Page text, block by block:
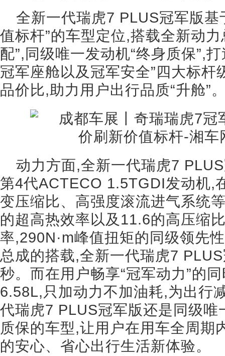
全新一代瑞虎7 PLUS冠军版基
值标杆”的车型定位,搭载全新动
配”,同级唯一发动机“终身质保”,
冠军座舱以及冠军安全”四大标
品价比,助力用户出行品质“升舱”
动力方面,全新一代瑞虎7
第4代ACTECO 1.5TGDI发动机,
变压缩比、高强度滚流进气系统
的超高热效率以及11.6的高压缩
率,290N·m峰值扭矩的同级领先
总成的搭载,全新一代瑞虎7
秒。而在用户畅享“冠军动力”的
6.58L,只加动力不加油耗,为出行
代瑞虎7 PLUS冠军版还是同级
质保的车型,让用户在用车全周期
的安心、省心出行生活新体验。